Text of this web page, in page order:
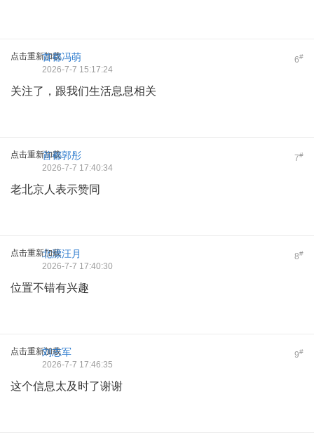
点击重新加载 6#
首都冯萌
2026-7-7 15:17:24
关注了，跟我们生活息息相关
点击重新加载 7#
首都郭彤
2026-7-7 17:40:34
老北京人表示赞同
点击重新加载 8#
北漂汪月
2026-7-7 17:40:30
位置不错有兴趣
点击重新加载 9#
刘志军
2026-7-7 17:46:35
这个信息太及时了谢谢